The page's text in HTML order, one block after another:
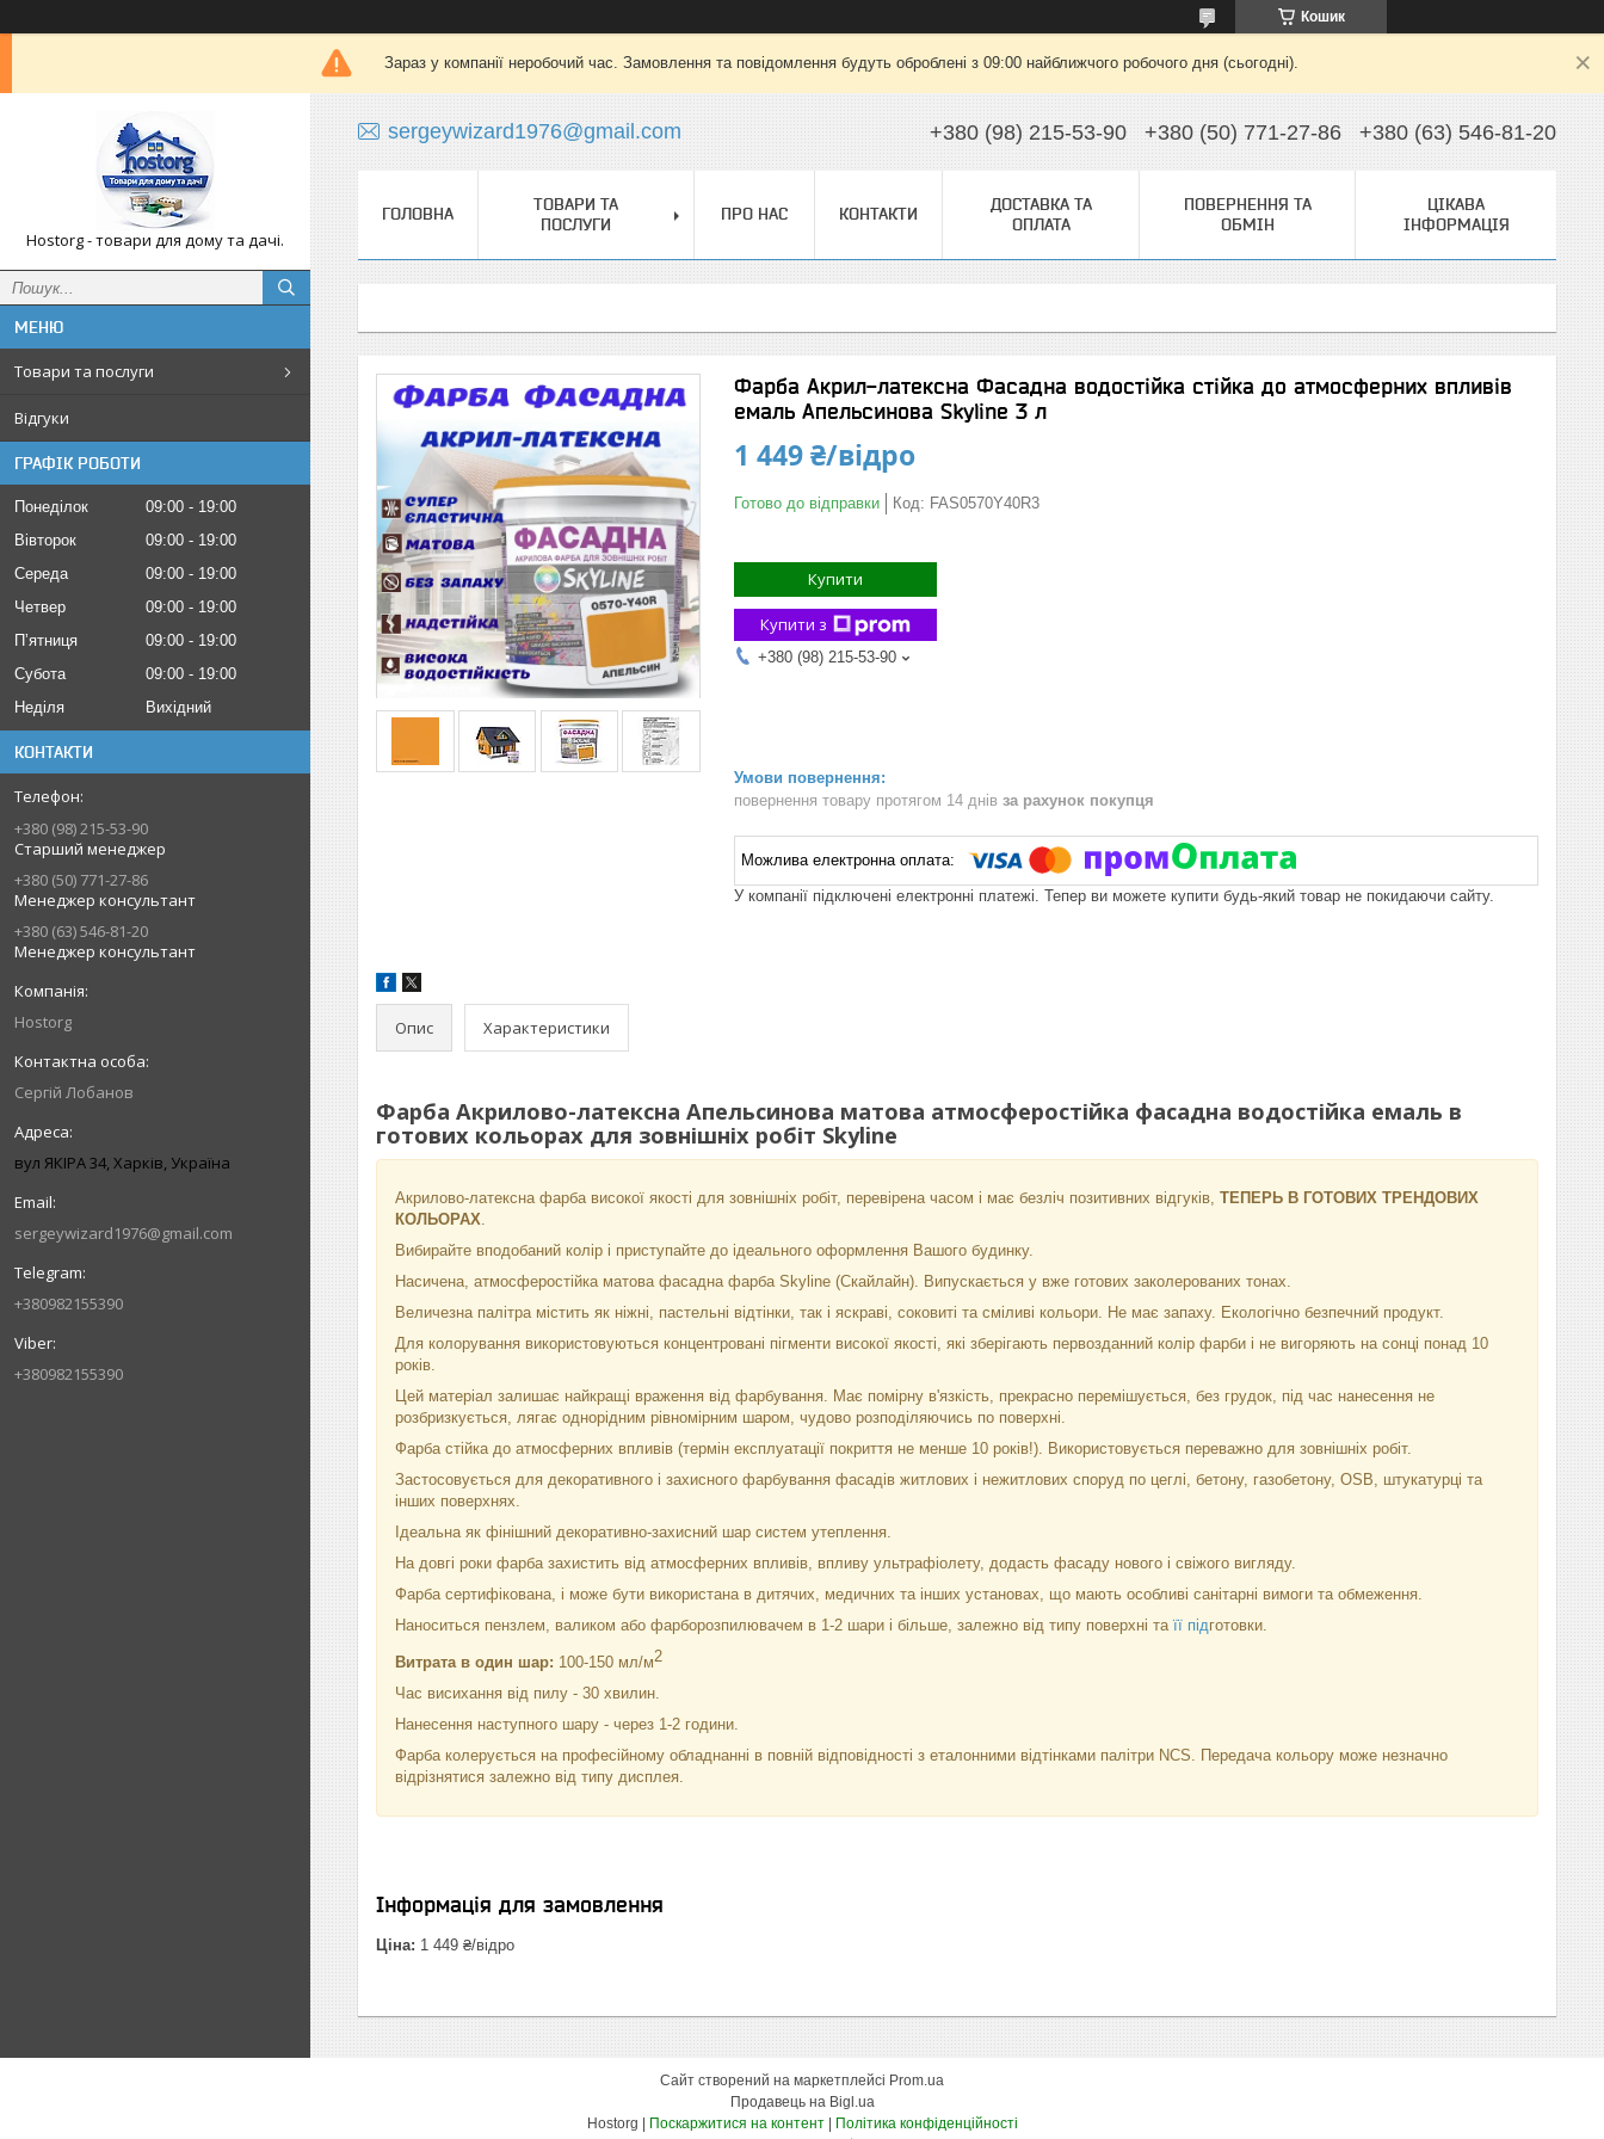
Кошик
Зараз у компанії неробочий час. Замовлення та повідомлення будуть оброблені з 09:00 найближчого робочого дня (сьогодні).
Hostorg - товари для дому та дачі.
Товари та послуги
Відгуки
ГРАФІК РОБОТИ
Понеділок 09:00
19:00
Вівторок
09:00
19:00
Середа
09:00
19:00
Четвер
09:00
19:00
Пʼятниця
09:00
19:00
Субота
09:00
19:00
Неділя
Вихідний
КОНТАКТИ
+380 (98) 215-53-90
Старший менеджер
+380 (50) 771-27-86
Менеджер консультант
+380 (63) 546-81-20
Менеджер консультант
Hostorg
Сергій Лобанов
вул ЯКІРА 34, Харків, Україна
sergeywizard1976@gmail.com
+380982155390
+380982155390
sergeywizard1976@gmail.com +380 (98) 215-53-90 +380 (50) 771-27-86 +380 (63) 546-81-20
ГОЛОВНА
ТОВАРИ ТА
ПОСЛУГИ
ПРО НАС КОНТАКТИ
ДОСТАВКА ТА
ОПЛАТА
ПОВЕРНЕННЯ ТА
ОБМІН
ЦІКАВА
ІНФОРМАЦІЯ
Фарба Акрил-латексна Фасадна водостійка стійка до атмосферних впливів
емаль Апельсинова Skyline 3 л
1 449 ₴/відро
Готово до відправки Код: FAS0570Y40R3
Купити
Купити з
+380 (98) 215-53-90
повернення товару протягом 14 днів за рахунок покупця
У компанії підключені електронні платежі. Тепер ви можете купити будь-який товар не покидаючи сайту.
Опис Характеристики
Фарба Акрилово-латексна Апельсинова матова атмосферостійка фасадна водостійка емаль в
готових кольорах для зовнішніх робіт Skyline
Акрилово-латексна фарба високої якості для зовнішніх робіт, перевірена часом і має безліч позитивних відгуків, ТЕПЕРЬ В ГОТОВИХ ТРЕНДОВИХ
КОЛЬОРАХ.
Вибирайте вподобаний колір і приступайте до ідеального оформлення Вашого будинку.
Насичена, атмосферостійка матова фасадна фарба Skyline (Скайлайн). Випускається у вже готових заколерованих тонах.
Величезна палітра містить як ніжні, пастельні відтінки, так і яскраві, соковиті та сміливі кольори. Не має запаху. Екологічно безпечний продукт.
Для колорування використовуються концентровані пігменти високої якості, які зберігають первозданний колір фарби і не вигоряють на сонці понад 10
років.
Цей матеріал залишає найкращі враження від фарбування. Має помірну в'язкість, прекрасно перемішується, без грудок, під час нанесення не
розбризкується, лягає однорідним рівномірним шаром, чудово розподіляючись по поверхні.
Фарба стійка до атмосферних впливів (термін експлуатації покриття не менше 10 років!). Використовується переважно для зовнішніх робіт.
Застосовується для декоративного і захисного фарбування фасадів житлових і нежитлових споруд по цеглі, бетону, газобетону, OSB, штукатурці та
інших поверхнях.
Ідеальна як фінішний декоративно-захисний шар систем утеплення.
На довгі роки фарба захистить від атмосферних впливів, впливу ультрафіолету, додасть фасаду нового і свіжого вигляду.
Фарба сертифікована, і може бути використана в дитячих, медичних та інших установах, що мають особливі санітарні вимоги та обмеження.
Наноситься пензлем, валиком або фарборозпилювачем в 1-2 шари і більше, залежно від типу поверхні таїї підготовки.
Витрата в один шар: 100-150 мл/м2
Час висихання від пилу - 30 хвилин.
Нанесення наступного шару - через 1-2 години.
Фарба колерується на професійному обладнанні в повній відповідності з еталонними відтінками палітри NCS. Передача кольору може незначно
відрізнятися залежно від типу дисплея.
Інформація для замовлення
Ціна: 1 449 ₴/відро
Сайт створений на маркетплейсі Prom.ua
Продавець на Bigl.ua
Поскаржитися на контент
Політика конфіденційності